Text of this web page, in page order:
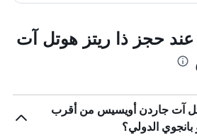
عند حجز ذا ريتز هوتل آت
آت جاردن أويسيس من أقرب
الدولي؟